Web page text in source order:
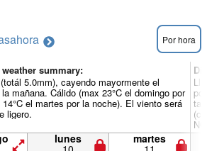
ahora Por hora
summary:
5.0mm), cayendo mayormente el
mañana. Cálido (max 23°C el domingo por
el martes por la noche). El viento será
ligero.
lunes martes